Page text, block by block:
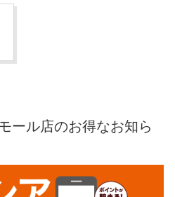
ール店のお得なお知ら